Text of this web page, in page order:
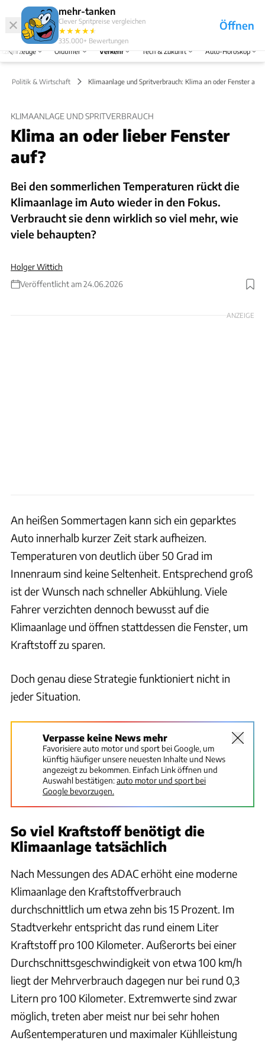
mehr-tanken
Clever Spritpreise vergleichen
★★★★★
★
335.000+ Bewertungen
Öffnen
Abo
Menü
Oldtimer Verkehr Tech & Zukunft Auto-Horoskop
Politik & Wirtschaft Klimaanlage und Spritverbrauch: Klima an oder Fenster auf?
KLIMAANLAGE UND SPRITVERBRAUCH
Klima an oder lieber Fenster
auf?
Bei den sommerlichen Temperaturen rückt die
Klimaanlage im Auto wieder in den Fokus.
Verbraucht sie denn wirklich so viel mehr, wie
viele behaupten?
Holger Wittich
Veröffentlicht am 24.06.2026
Foto: dnberty via Getty Images
ANZEIGE
An heißen Sommertagen kann sich ein geparktes
Auto innerhalb kurzer Zeit stark aufheizen.
Temperaturen von deutlich über 50 Grad im
Innenraum sind keine Seltenheit. Entsprechend groß
ist der Wunsch nach schneller Abkühlung. Viele
Fahrer verzichten dennoch bewusst auf die
Klimaanlage und öffnen stattdessen die Fenster, um
Kraftstoff zu sparen.
Doch genau diese Strategie funktioniert nicht in
jeder Situation.
Verpasse keine News mehr
Favorisiere auto motor und sport bei Google, um
künftig häufiger unsere neuesten Inhalte und News
angezeigt zu bekommen. Einfach Link öffnen und
Auswahl bestätigen:auto motor und sport bei
Google bevorzugen.
So viel Kraftstoff benötigt die
Klimaanlage tatsächlich
Nach Messungen des ADAC erhöht eine moderne
Klimaanlage den Kraftstoffverbrauch
durchschnittlich um etwa zehn bis 15 Prozent. Im
Stadtverkehr entspricht das rund einem Liter
Kraftstoff pro 100 Kilometer. Außerorts bei einer
Durchschnittsgeschwindigkeit von etwa 100 km/h
liegt der Mehrverbrauch dagegen nur bei rund 0,3
Litern pro 100 Kilometer. Extremwerte sind zwar
möglich, treten aber meist nur bei sehr hohen
Außentemperaturen und maximaler Kühlleistung